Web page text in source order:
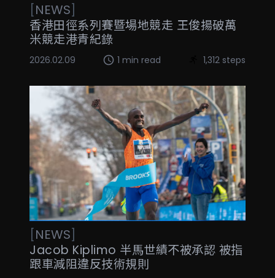
[NEWS]
香港田徑系列賽暨場地競走 王俊揚破萬
米競走港青紀錄
2026.02.09 1 min read 1,312 steps
[NEWS]
Jacob Kiplimo 半馬世績不被承認 被指
跟車減阻違反技術規則